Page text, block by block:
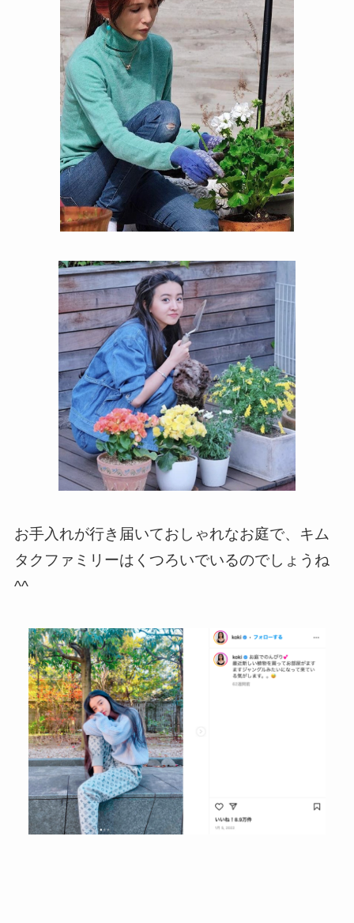
お手入れが行き届いておしゃれなお庭で、キム
タクファミリーはくつろいでいるのでしょうね
^^